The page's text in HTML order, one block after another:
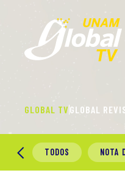
GLOBAL TV GLOBAL
TODOS NOTA